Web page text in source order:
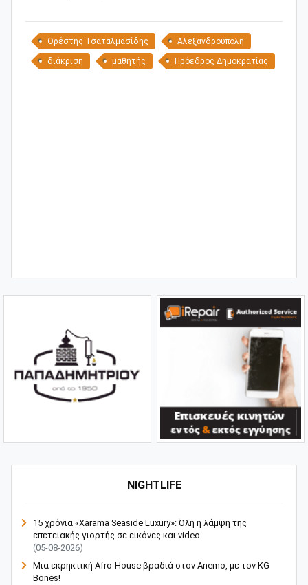
NIGHTLIFE
15 χρόνια «Xarama Seaside Luxury»: Όλη η λάμψη της
επετειακής γιορτής σε εικόνες και video
(05-08-2026)
Μια εκρηκτική Afro-House βραδιά στον Anemo, με τον KG
Bones!
Ορέστης Τσαταλμασίδης Αλεξανδρούπολη
διάκριση μαθητής Πρόεδρος Δημοκρατίας